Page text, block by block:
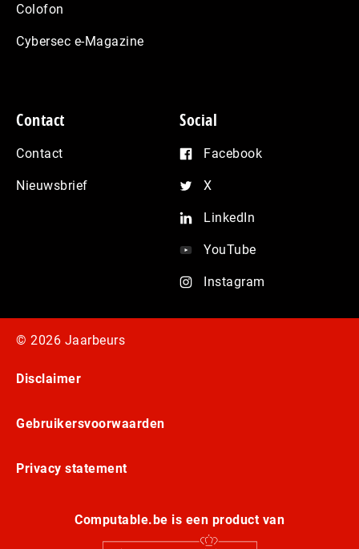
Colofon
Cybersec e-Magazine
Contact
Contact
Nieuwsbrief
Social
Facebook
X
LinkedIn
YouTube
Instagram
© 2026 Jaarbeurs
Disclaimer
Gebruikersvoorwaarden
Privacy statement
Computable.be is een product van